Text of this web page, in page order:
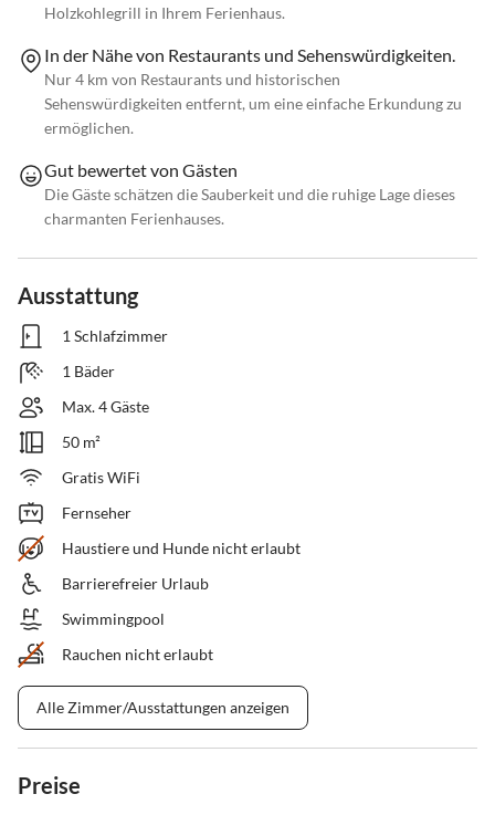
Holzkohlegrill in Ihrem Ferienhaus.
In der Nähe von Restaurants und Sehenswürdigkeiten.
Nur 4 km von Restaurants und historischen
Sehenswürdigkeiten entfernt, um eine einfache Erkundung zu
ermöglichen.
Gut bewertet von Gästen
Die Gäste schätzen die Sauberkeit und die ruhige Lage dieses
charmanten Ferienhauses.
Ausstattung
1 Schlafzimmer
1 Bäder
Max. 4 Gäste
50 m²
Gratis WiFi
Fernseher
Haustiere und Hunde nicht erlaubt
Barrierefreier Urlaub
Swimmingpool
Rauchen nicht erlaubt
Alle Zimmer/Ausstattungen anzeigen
Preise